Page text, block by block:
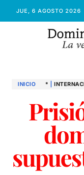
JUE, 6 AGOSTO 2026
INICIO *